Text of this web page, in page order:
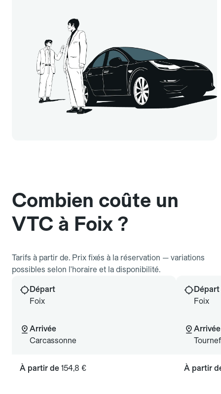
Combien coûte un
VTC à Foix ?
Tarifs à partir de. Prix fixés à la réservation — variations
possibles selon l'horaire et la disponibilité.
Départ
Foix
Arrivée
Carcassonne
À partir de 154,8 €
Départ
Foix
Arrivée
À partir